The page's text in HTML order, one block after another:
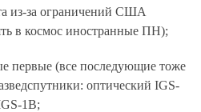
из-за ограничений США
в космос иностранные ПН);
первые (все последующие тоже
оптический IGS-
1B;